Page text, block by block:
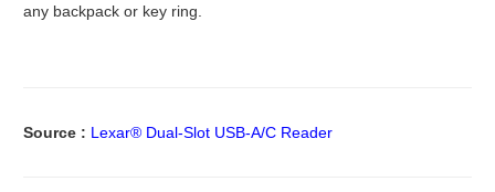
any backpack or key ring.
Source : Lexar® Dual-Slot USB-A/C Reader